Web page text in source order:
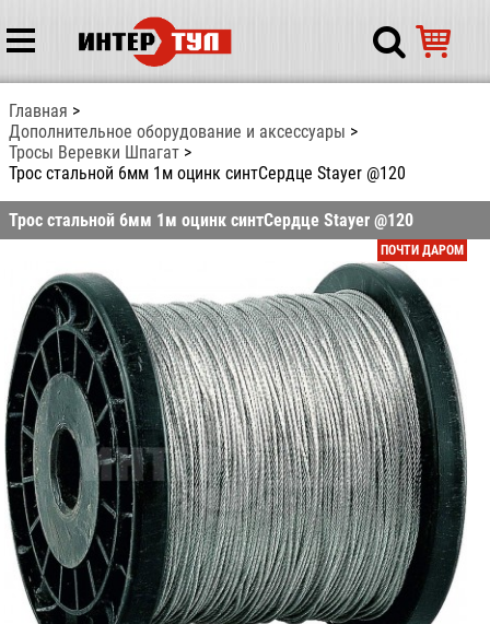
Главная
Дополнительное оборудование и аксессуары
Тросы Веревки Шпагат
Трос стальной 6мм 1м оцинк синтCердце Stayer @120
Трос стальной 6мм 1м оцинк синтCердце Stayer @120
ПОЧТИ ДАРОМ